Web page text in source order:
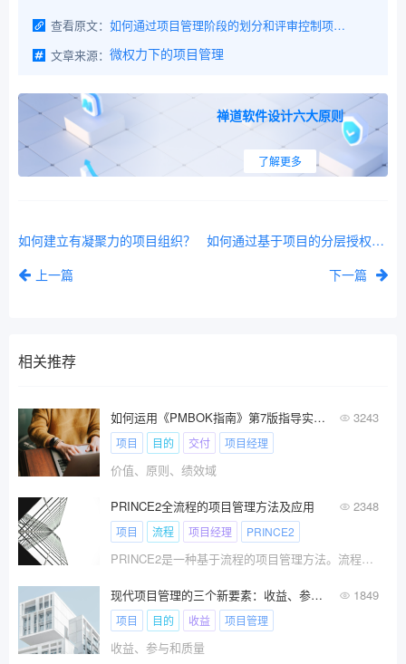
查看原文：
如何通过项目管理阶段的划分和评审控制项目的进展节奏？
文章来源： 微权力下的项目管理
禅道软件设计六大原则
了解更多
如何建立有凝聚力的项目组织？
上一篇
如何通过基于项目的分层授权确保项目过程受控？
下一篇
相关推荐
如何运用《PMBOK指南》第7版指导实际项目工作的开展 3243
项目 目的 交付 项目经理
价值、原则、绩效域
PRINCE2全流程的项目管理方法及应用 2348
项目 流程 项目经理 PRINCE2
PRINCE2是一种基于流程的项目管理方法。流程是为完成特点目标而设计的一组结构化的活动。
现代项目管理的三个新要素：收益、参与和质量 1849
项目 目的 收益 项目管理
收益、参与和质量